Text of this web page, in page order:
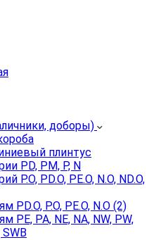
доборы)
плинтус
PD, PM, P, N
P.O, PD.O, PE.O, N.O, ND.O,
PD.O, P.O, PE.O, N.O (2)
PE, PA, NE, NA, NW, PW,
SWB